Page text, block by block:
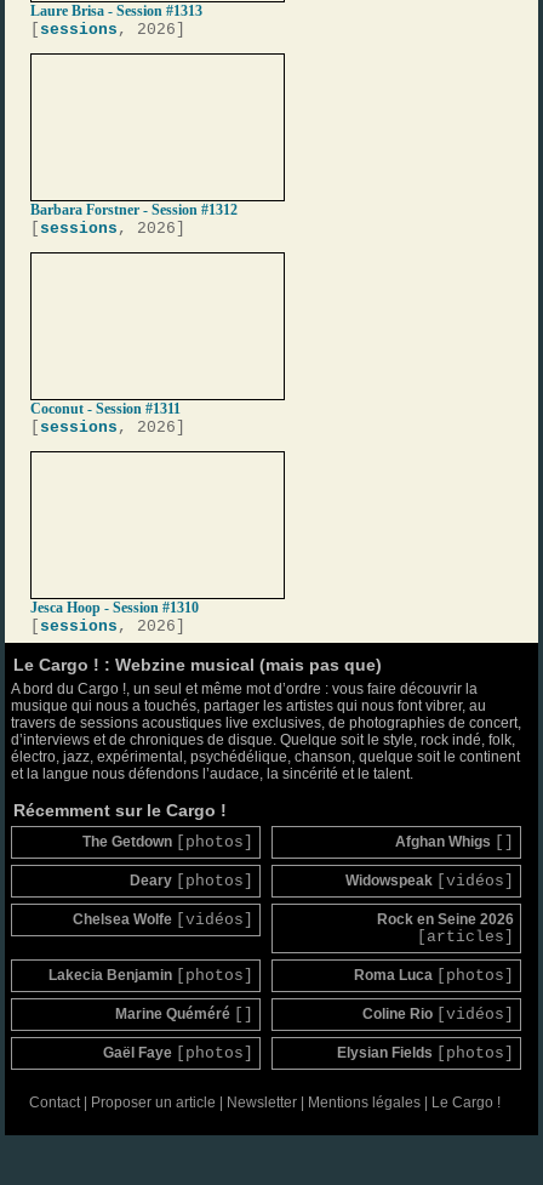
Laure Brisa - Session #1313
sessions , 2026]
Barbara Forstner - Session #1312
sessions , 2026]
Coconut - Session #1311
sessions , 2026]
Jesca Hoop - Session #1310
sessions , 2026]
Le Cargo ! : Webzine musical (mais pas que)
A bord du Cargo !, un seul et même mot d’ordre : vous faire découvrir la
musique qui nous a touchés, partager les artistes qui nous font vibrer, au
travers de sessions acoustiques live exclusives, de photographies de concert,
d’interviews et de chroniques de disque. Quelque soit le style, rock indé, folk,
électro, jazz, expérimental, psychédélique, chanson, quelque soit le continent
et la langue nous défendons l’audace, la sincérité et le talent.
Récemment sur le Cargo !
The Getdown [photos] Afghan Whigs
Deary [photos] Widowspeak [vidéos]
Chelsea Wolfe [vidéos] Rock en Seine 2026
[articles]
Lakecia Benjamin [photos] Roma Luca [photos]
Marine Quéméré Coline Rio [vidéos]
Gaël Faye [photos] Elysian Fields [photos]
Contact| Proposer un article | Newsletter| Mentions légales| Le Cargo !